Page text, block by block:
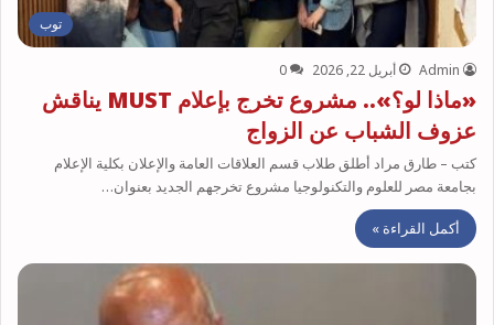
توب
Admin أبريل 22, 2026 0
«ماذا لو؟».. مشروع تخرج بإعلام MUST يناقش
عزوف الشباب عن الزواج
كتب – طارق مراد أطلق طلاب قسم العلاقات العامة والإعلان بكلية الإعلام
بجامعة مصر للعلوم والتكنولوجيا مشروع تخرجهم الجديد بعنوان…
أكمل القراءة »